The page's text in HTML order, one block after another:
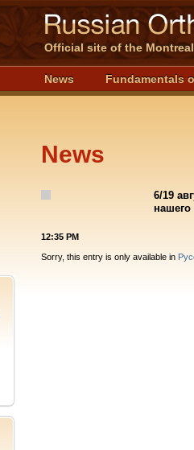
Official site of the
News Fundamentals
News
6/19
нашего
12:35 PM
Sorry, this entry is only available in